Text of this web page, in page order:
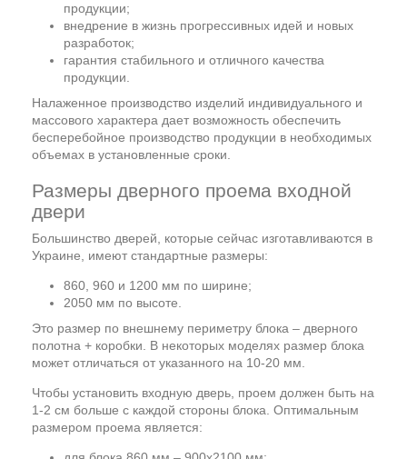
продукции;
внедрение в жизнь прогрессивных идей и новых
разработок;
гарантия стабильного и отличного качества
продукции.
Налаженное производство изделий индивидуального и
массового характера дает возможность обеспечить
бесперебойное производство продукции в необходимых
объемах в установленные сроки.
Размеры дверного проема входной
двери
Большинство дверей, которые сейчас изготавливаются в
Украине, имеют стандартные размеры:
860, 960 и 1200 мм по ширине;
2050 мм по высоте.
Это размер по внешнему периметру блока – дверного
полотна + коробки. В некоторых моделях размер блока
может отличаться от указанного на 10-20 мм.
Чтобы установить входную дверь, проем должен быть на
1-2 см больше с каждой стороны блока. Оптимальным
размером проема является: